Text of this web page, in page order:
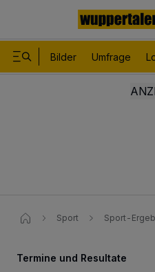
Bilder Umfrage
Sport Sport-
Termine und Resultate